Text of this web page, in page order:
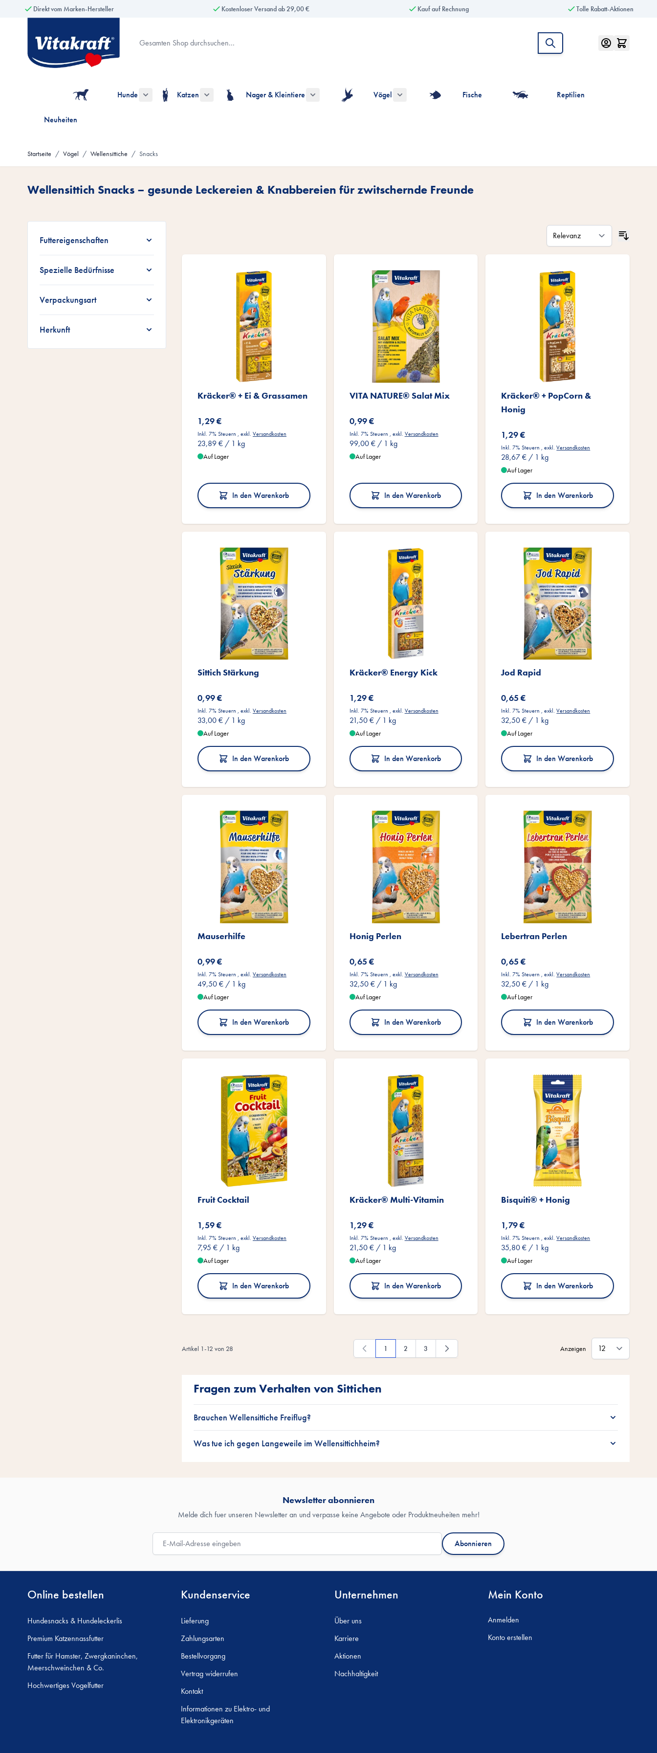
Direkt vom Marken-Hersteller Kostenloser Versand ab 29,00 € Kauf auf Rechnung Tolle Rabatt-Aktionen
Hunde
Untermenü für die Kategorie Hunde anzeigen
Katzen
Untermenü für die Kategorie Katzen anzeigen
Nager & Kleintiere
Untermenü für die Kategorie Nager & Kleintiere anzeigen
Vögel
Fische Reptilien
Neuheiten
Startseite / Vögel / Wellensittiche / Snacks
Wellensittich Snacks – gesunde Leckereien & Knabbereien für zwitschernde Freunde
Zur Produktliste springen
Futtereigenschaften
Spezielle Bedürfnisse
Verpackungsart
Herkunft
Kräcker® + Ei & Grassamen
1,29 €
Inkl. 7% Steuern , exkl. Versandkosten
23,89 € / 1 kg
Auf Lager
In den Warenkorb
VITA NATURE® Salat Mix
0,99 €
Inkl. 7% Steuern , exkl. Versandkosten
99,00 €/ 1 kg
Auf Lager
In den Warenkorb
Kräcker® + PopCorn &
Honig
1,29 €
Inkl. 7% Steuern ,exkl.Versandkosten
28,67 € / 1 kg
Auf Lager
In den Warenkorb
Sittich Stärkung
0,99 €
Inkl. 7% Steuern , exkl. Versandkosten
33,00 € / 1 kg
Auf Lager
In den Warenkorb
Kräcker® Energy Kick
1,29 €
Inkl. 7% Steuern , exkl. Versandkosten
21,50 €/ 1 kg
Auf Lager
In den Warenkorb
Jod Rapid
0,65 €
Inkl. 7% Steuern ,exkl.Versandkosten
32,50 € / 1 kg
Auf Lager
In den Warenkorb
Mauserhilfe
0,99 €
Inkl. 7% Steuern , exkl. Versandkosten
49,50 € / 1 kg
Auf Lager
In den Warenkorb
Honig Perlen
0,65 €
Inkl. 7% Steuern , exkl. Versandkosten
32,50 €/ 1 kg
Auf Lager
In den Warenkorb
Lebertran Perlen
0,65 €
Inkl. 7% Steuern ,exkl.Versandkosten
32,50 € / 1 kg
Auf Lager
In den Warenkorb
Fruit Cocktail
1,59 €
Inkl. 7% Steuern , exkl. Versandkosten
7,95 € / 1 kg
Auf Lager
In den Warenkorb
Kräcker® Multi-Vitamin
1,29 €
Inkl. 7% Steuern , exkl. Versandkosten
21,50 €/ 1 kg
Auf Lager
In den Warenkorb
Bisquiti® + Honig
1,79 €
Inkl. 7% Steuern ,exkl.Versandkosten
35,80 € / 1 kg
Auf Lager
In den Warenkorb
Artikel 1-12 von 28 Du liest gerade die Seite
1 Seite
2 Seite
3 Anzeigen
Fragen zum Verhalten von Sittichen
Brauchen Wellensittiche Freiflug?
Was tue ich gegen Langeweile im Wellensittichheim?
Newsletter abonnieren
Melde dich fuer unseren Newsletter an und verpasse keine Angebote oder Produktneuheiten mehr!
E-Mail-Adresse
Abonnieren
Online bestellen
Hundesnacks & Hundeleckerlis
Premium Katzennassfutter
Futter für Hamster, Zwergkaninchen,
Meerschweinchen & Co.
Hochwertiges Vogelfutter
Kundenservice
Lieferung
Zahlungsarten
Bestellvorgang
Vertrag widerrufen
Kontakt
Informationen zu Elektro- und
Elektronikgeräten
Unternehmen
Über uns
Karriere
Aktionen
Nachhaltigkeit
Mein Konto
Anmelden
Konto erstellen